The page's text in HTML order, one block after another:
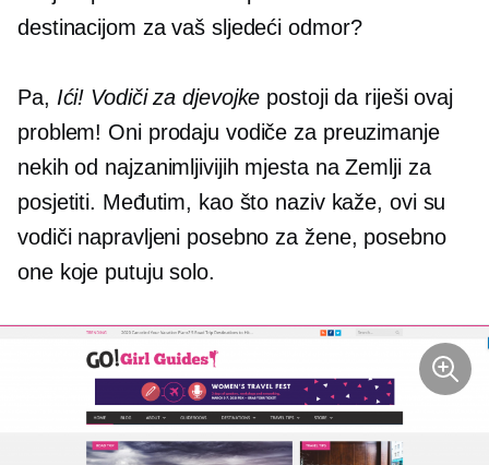
destinacijom za vaš sljedeći odmor?
Pa, Ići! Vodiči za djevojke postoji da riješi ovaj
problem! Oni prodaju vodiče za preuzimanje
nekih od najzanimljivijih mjesta na Zemlji za
posjetiti. Međutim, kao što naziv kaže, ovi su
vodiči napravljeni posebno za žene, posebno
one koje putuju solo.